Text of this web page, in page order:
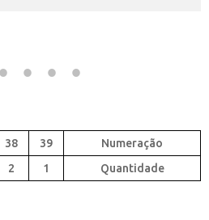
38
39
2 1 Quantidade